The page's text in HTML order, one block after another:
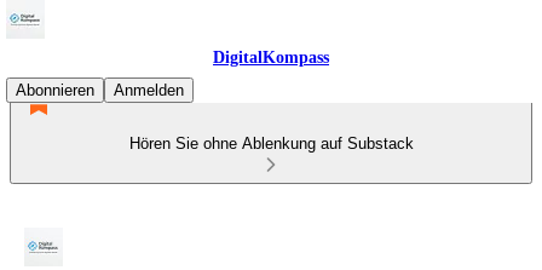
DigitalKompass
Abonnieren
Anmelden
Hören Sie ohne Ablenkung auf Substack